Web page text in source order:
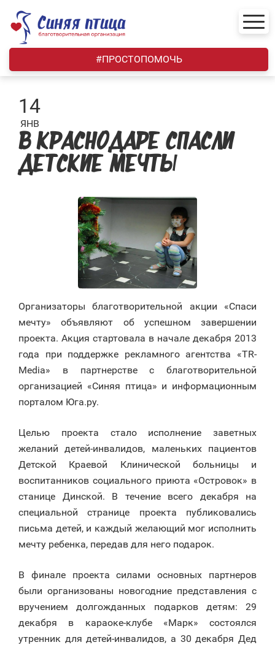
content
#ПРОСТОПОМОЧЬ
14
ЯНВ
В КРАСНОДАРЕ СПАСЛИ
ДЕТСКИЕ МЕЧТЫ
Организаторы благотворительной акции «Спаси
мечту» объявляют об успешном завершении
проекта. Акция стартовала в начале декабря 2013
года при поддержке рекламного агентства «TR-
Media» в партнерстве с благотворительной
организацией «Синяя птица» и информационным
порталом Юга.ру.
Целью проекта стало исполнение заветных
желаний детей-инвалидов, маленьких пациентов
Детской Краевой Клинической больницы и
воспитанников социального приюта «Островок» в
станице Динской. В течение всего декабря на
специальной странице проекта публиковались
письма детей, и каждый желающий мог исполнить
мечту ребенка, передав для него подарок.
В финале проекта силами основных партнеров
были организованы новогодние представления с
вручением долгожданных подарков детям: 29
декабря в караоке-клубе «Марк» состоялся
утренник для детей-инвалидов, а 30 декабря Дед